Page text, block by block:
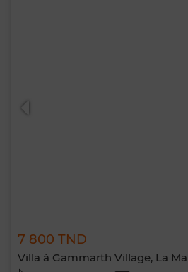
7 800 TND
Villa à Gammarth Village, La